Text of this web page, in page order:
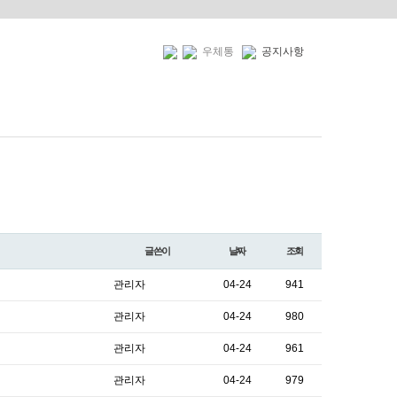
우체통 공지사항
글쓴이 날짜 조회
관리자 04-24 941
관리자 04-24 980
관리자 04-24 961
관리자 04-24 979